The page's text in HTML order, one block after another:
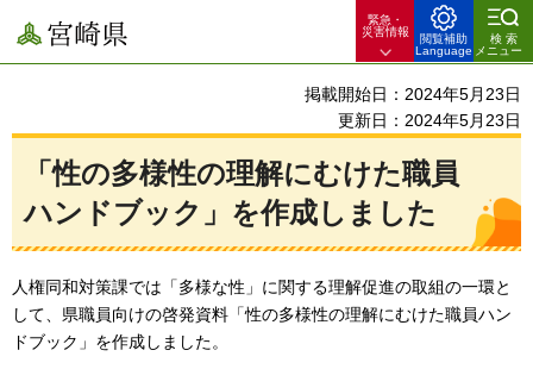
宮崎県
緊急・
災害情報
閲覧補助
Language
検索
メニュー
掲載開始日：2024年5月23日
更新日：2024年5月23日
「性の多様性の理解にむけた職員
ハンドブック」を作成しました
人権同和対策課では「多様な性」に関する理解促進の取組の一環と
して、県職員向けの啓発資料「性の多様性の理解にむけた職員ハン
ドブック」を作成しました。